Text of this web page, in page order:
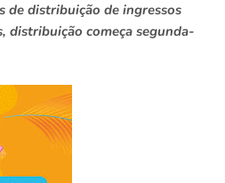
de distribuição de ingressos
distribuição começa segunda-